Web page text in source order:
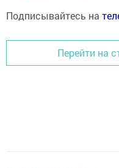
Подписывайтесь на
Перейти на